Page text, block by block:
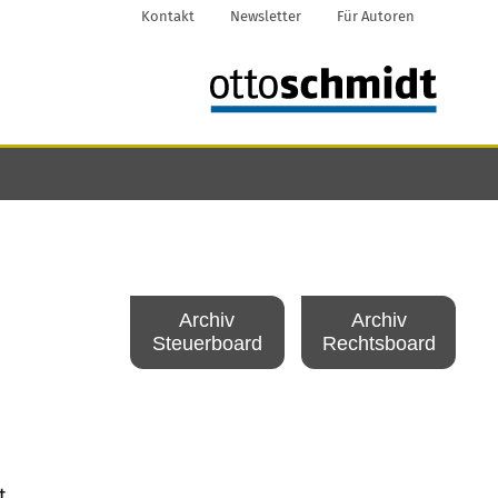
Kontakt Newsletter Für Autoren
Archiv
Steuerboard
Archiv
Rechtsboard